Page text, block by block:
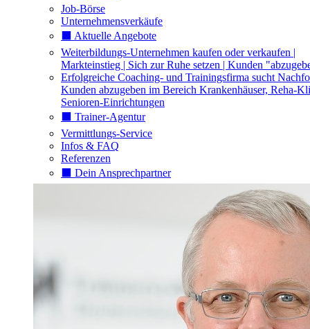
Job-Börse
Unternehmensverkäufe
⬛️ Aktuelle Angebote
Weiterbildungs-Unternehmen kaufen oder verkaufen |
Markteinstieg | Sich zur Ruhe setzen | Kunden
Erfolgreiche Coaching- und Trainingsfirma sucht
Kunden abzugeben im Bereich Krankenhäuser, Reha-
Senioren-Einrichtungen
⬛️ Trainer-Agentur
Vermittlungs-Service
Infos & FAQ
Referenzen
⬛️ Dein Ansprechpartner